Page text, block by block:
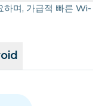
며, 가급적 빠른 Wi-